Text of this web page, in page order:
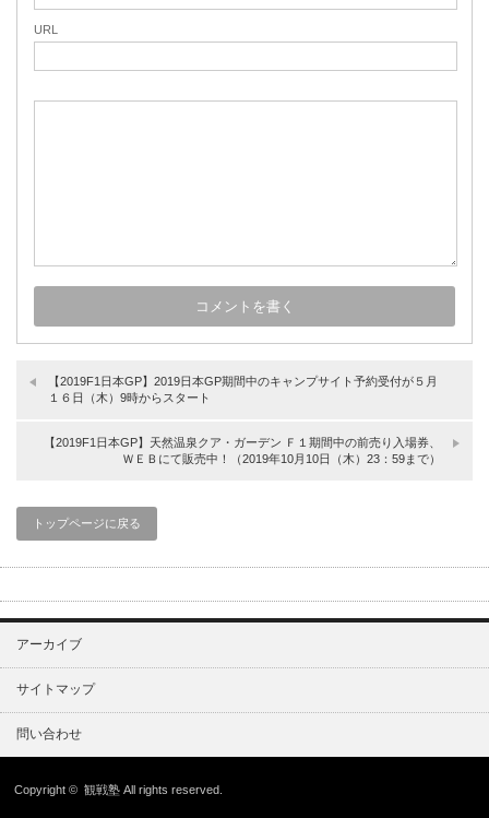
URL
【2019F1日本GP】2019日本GP期間中のキャンプサイト予約受付が５月
１６日（木）9時からスタート
【2019F1日本GP】天然温泉クア・ガーデン Ｆ１期間中の前売り入場券、
ＷＥＢにて販売中！（2019年10月10日（木）23：59まで）
トップページに戻る
アーカイブ
サイトマップ
問い合わせ
Copyright ©観戦塾 All rights reserved.